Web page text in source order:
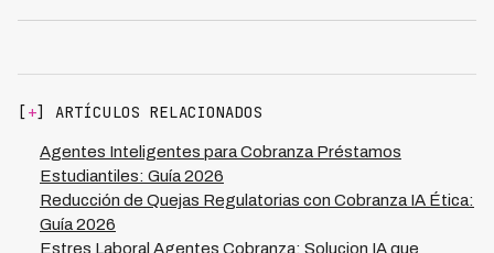
eficiente, y nunca lenguaje amenazante. Los deudores
valoran dignidad durante momento difícil.
[+] ARTÍCULOS RELACIONADOS
Agentes Inteligentes para Cobranza Préstamos
Estudiantiles: Guía 2026
Reducción de Quejas Regulatorias con Cobranza IA Ética:
Guía 2026
Estres Laboral Agentes Cobranza: Solucion IA que